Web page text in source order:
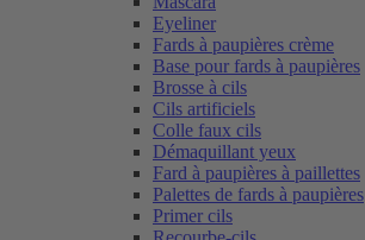
Eyeliner
Fards à paupières crème
Base pour fards à paupières
Brosse à cils
Cils artificiels
Colle faux cils
Démaquillant yeux
Fard à paupières à paillettes
Palettes de fards à paupières
Primer cils